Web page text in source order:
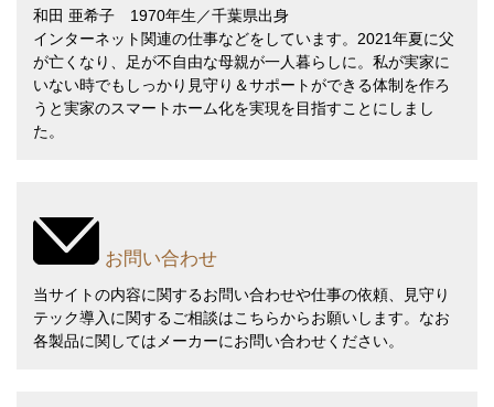
和田 亜希子 1970年生／千葉県出身
インターネット関連の仕事などをしています。2021年夏に父
が亡くなり、足が不自由な母親が一人暮らしに。私が実家に
いない時でもしっかり見守り＆サポートができる体制を作ろ
うと実家のスマートホーム化を実現を目指すことにしまし
た。
お問い合わせ
当サイトの内容に関するお問い合わせや仕事の依頼、見守り
テック導入に関するご相談はこちらからお願いします。なお
各製品に関してはメーカーにお問い合わせください。